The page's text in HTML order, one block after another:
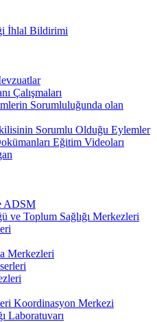
İhlal Bildirimi
Çalışmaları
Sorumluluğunda olan
Sorumlu Olduğu Eylemler
Eğitim Videoları
ADSM
ve Toplum Sağlığı Merkezleri
Merkezleri
Koordinasyon Merkezi
Laboratuvarı